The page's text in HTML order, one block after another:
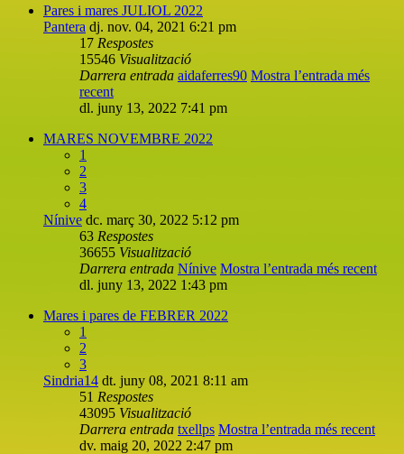
Pares i mares JULIOL 2022
Pantera dj. nov. 04, 2021 6:21 pm
17 Respostes
15546 Visualització
Darrera entrada aidaferres90 Mostra l’entrada més
recent
dl. juny 13, 2022 7:41 pm
MARES NOVEMBRE 2022
1
2
3
4
Nínive dc. març 30, 2022 5:12 pm
63 Respostes
36655 Visualització
Darrera entrada Nínive Mostra l’entrada més recent
dl. juny 13, 2022 1:43 pm
Mares i pares de FEBRER 2022
1
2
3
Sindria14 dt. juny 08, 2021 8:11 am
51 Respostes
43095 Visualització
Darrera entrada txellps Mostra l’entrada més recent
dv. maig 20, 2022 2:47 pm